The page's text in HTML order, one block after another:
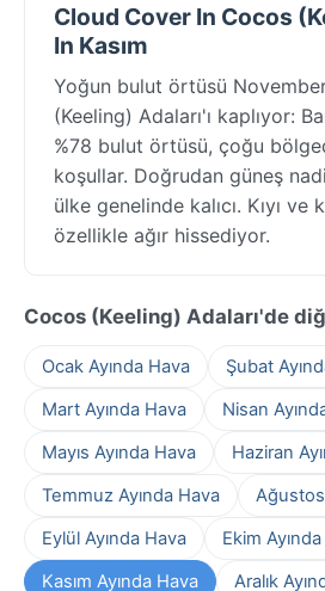
Cloud Cover In Cocos
In Kasım
Yoğun bulut örtüsü
(Keeling) Adaları'ı kaplıyor:
%78 bulut örtüsü, çoğu
koşullar. Doğrudan güneş
ülke genelinde kalıcı. Kıyı
özellikle ağır hissediyor.
Cocos (Keeling) Adaları'de
Ocak Ayında Hava
Şubat
Mart Ayında Hava
Nisan
Mayıs Ayında Hava
Haziran
Temmuz Ayında Hava
Ağustos
Eylül Ayında Hava
Ekim
Kasım Ayında Hava
Aralık